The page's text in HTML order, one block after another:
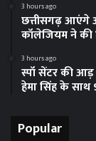
3 hours ago
छत्तीसगढ़ आएंगे
कॉलेजियम ने की
3 hours ago
स्पॉ सेंटर की आड़
हेमा सिंह के साथ
Popular